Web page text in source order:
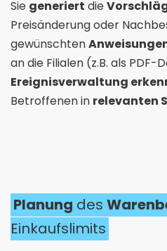
Sie generiert die
Preisänderung oder
gewünschten
an die Filialen (z.B. als PDF-
Ereignisverwaltung
Betroffenen in relevanten
Planung des
Einkaufslimits